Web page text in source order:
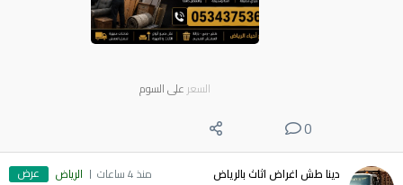
السعر على السوم
0
دينا طش اغراض اثاث بالرياض منذ 4 ساعات الرياض عرض